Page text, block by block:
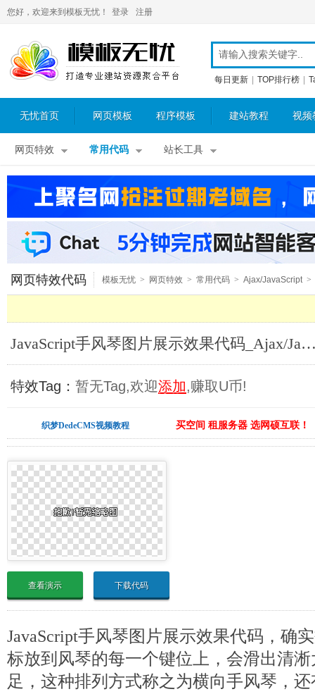
您好，欢迎来到模板无忧！ 登录 注册
每日更新 TOP排行榜
无忧首页 网页模板 程序模板 建站教程 视频
网页特效 常用代码 站长工具
网页特效代码 模板无忧 > 网页特效 > 常用代码 > Ajax/JavaScript >
JavaScript手风琴图片展示效果代码
特效Tag： 暂无Tag,欢迎添加,赚取U币!
织梦DedeCMS视频教程 买空间 租服务器 选网硕互联！
查看演示 下载代码
JavaScript手风琴图片展示效果代码，确
标放到风琴的每一个键位上，会滑出清
足，这种排列方式称之为横向手风琴，